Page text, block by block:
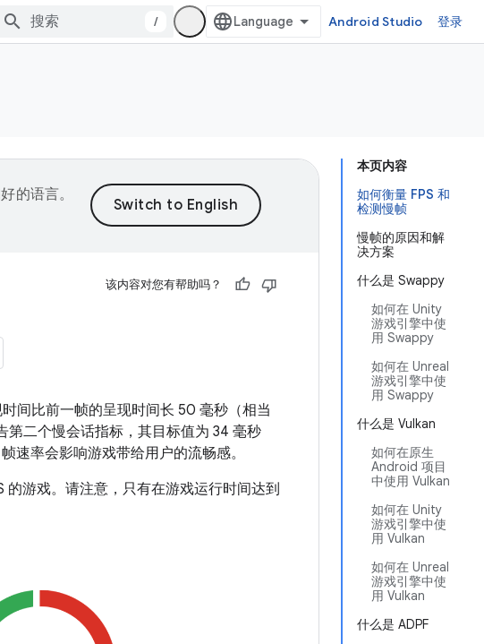
/ Android Studio 登录
本页内容
如何衡量 FPS 和
检测慢帧
慢帧的原因和解
决方案
什么是 Swappy
如何在 Unity
游戏引擎中使
用 Swappy
如何在 Unreal
游戏引擎中使
用 Swappy
什么是 Vulkan
如何在原生
Android 项目
中使用 Vulkan
如何在 Unity
游戏引擎中使
用 Vulkan
如何在 Unreal
游戏引擎中使
用 Vulkan
什么是 ADPF
的语言。
该内容对您有帮助吗？
间比前一帧的呈现时间长 50 毫秒（相当
第二个慢会话指标，其目标值为 34 毫秒
速率会影响游戏带给用户的流畅感。
游戏。请注意，只有在游戏运行时间达到